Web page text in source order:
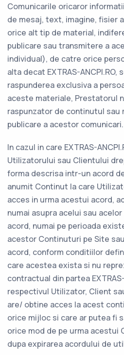
Comunicarile oricaror
de mesaj, text, imagine, fisier
orice alt tip de material,
publicare sau transmitere a
individual), de catre orice
alta decat EXTRAS-ANCPI.RO,
raspunderea exclusiva a
aceste materiale, Prestatorul
raspunzator de continutul sau
publicare a acestor comunicari.
In cazul in care EXTRAS-
Utilizatorului sau Clientului
forma descrisa intr-un acord
anumit Continut la care
acces in urma acestui acord,
numai asupra acelui sau
acord, numai pe perioada
acestor Continuturi pe Site
acord, conform conditiilor
care acestea exista si nu
contractual din partea
respectivul Utilizator, Client
are/ obtine acces la acest
orice mijloc si care ar putea fi
orice mod de pe urma acestui
dupa expirarea acordului de